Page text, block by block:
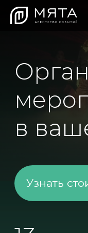
в вашем
Узнать
13
Лет в индустрии
событий
200+